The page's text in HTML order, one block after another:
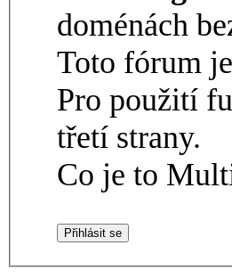
doménách
Toto fórum
Pro použití
třetí strany.
Co je to